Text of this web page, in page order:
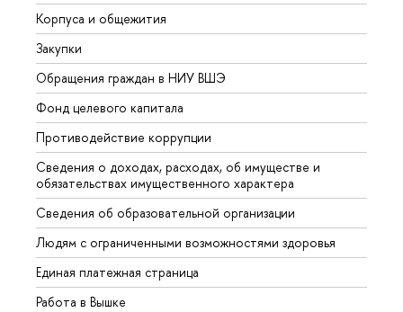
Корпуса и общежития
Закупки
Обращения граждан в НИУ ВШЭ
Фонд целевого капитала
Противодействие коррупции
Сведения о доходах, расходах, об имуществе и
обязательствах имущественного характера
Сведения об образовательной организации
Людям с ограниченными возможностями здоровья
Единая платежная страница
Работа в Вышке